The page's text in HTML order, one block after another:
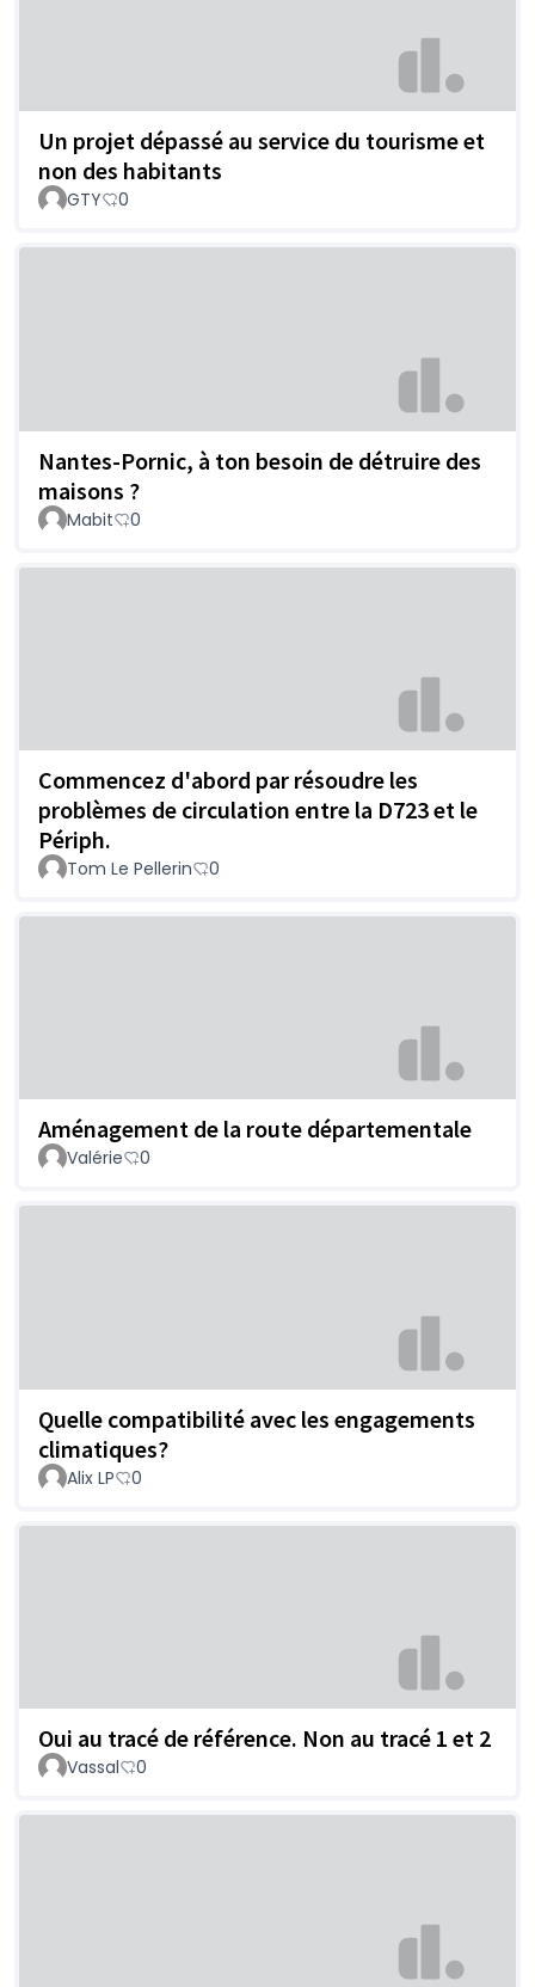
Un projet dépassé au service du tourisme et
non des habitants
GTY 0
Nantes-Pornic, à ton besoin de détruire des
maisons ?
Mabit 0
Commencez d'abord par résoudre les
problèmes de circulation entre la D723 et le
Périph.
Tom Le Pellerin 0
Aménagement de la route départementale
Valérie 0
Quelle compatibilité avec les engagements
climatiques?
Alix LP 0
Oui au tracé de référence. Non au tracé 1 et 2
Vassal 0